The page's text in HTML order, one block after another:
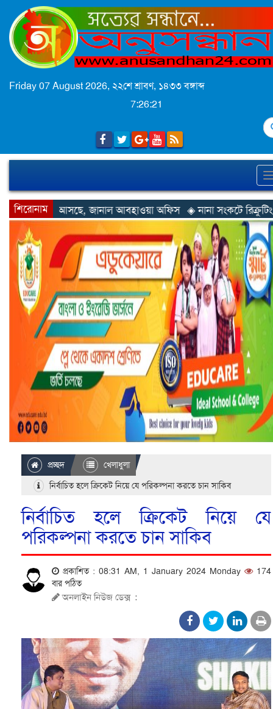
Friday 07 August 2026, ২২শে শ্রাবণ, ১৪৩৩ বঙ্গাব্দ
7:26:23
শিরোনাম
আবহাওয়া অফিস ◈ নানা সংকটে রিক্রুটিং এজেন্সি, হুমকির মুখে
প্রচ্ছদ
খেলাধুলা
নির্বাচিত হলে ক্রিকেট নিয়ে যে পরিকল্পনা করতে চান সাকিব
নির্বাচিত হলে ক্রিকেট নিয়ে যে
পরিকল্পনা করতে চান সাকিব
প্রকাশিত : 08:31 AM, 1 January 2024 Monday
174
বার পঠিত
অনলাইন নিউজ ডেক্স :